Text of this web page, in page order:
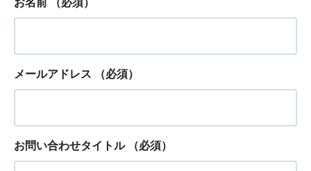
お名前 （必須）
メールアドレス （必須）
お問い合わせタイトル （必須）